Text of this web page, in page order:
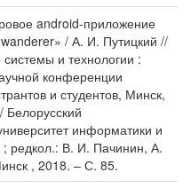
android-приложение
/ А. И. Путицкий //
и технологии :
конференции
и студентов, Минск,
Белорусский
информатики и
; редкол.: В. И. Пачинин, А.
, 2018. – С. 85.